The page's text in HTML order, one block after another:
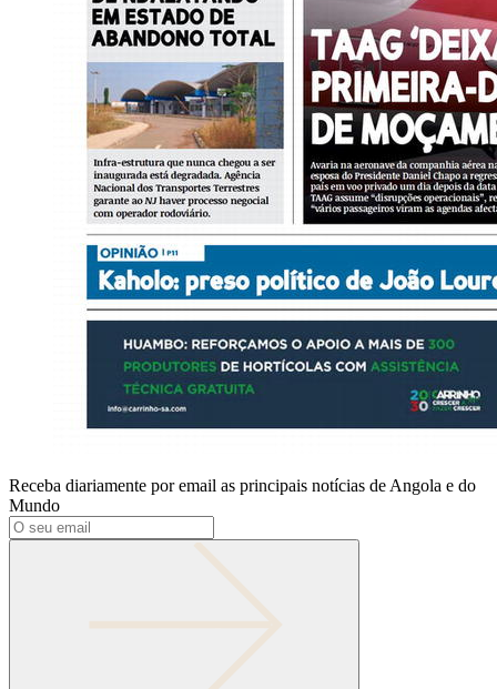
Receba diariamente por email as principais notícias de Angola e do
Mundo